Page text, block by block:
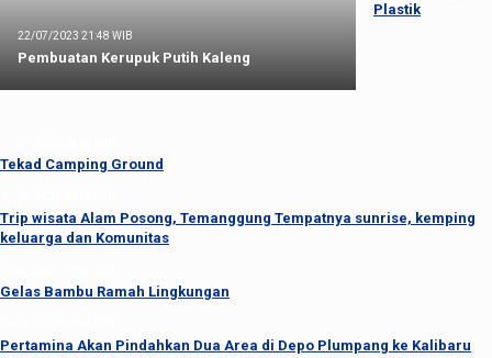
22/07/2023 21:48 WIB
Pembuatan Kerupuk Putih Kaleng
Plastik
Tekad Camping Ground
Trip wisata Alam Posong, Temanggung Tempatnya sunrise, kemping
keluarga dan Komunitas
Gelas Bambu Ramah Lingkungan
Pertamina Akan Pindahkan Dua Area di Depo Plumpang ke Kalibaru